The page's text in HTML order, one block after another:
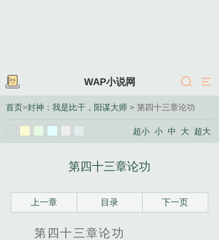
WAP小说网
首页>封神：我是比干，阳谋大师 > 第四十三章论功
超小 小 中 大 超大
第四十三章论功
上一章 目录 下一页
第四十三章论功